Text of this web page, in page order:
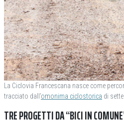
La Ciclovia Francescana nasce come
tracciato dall’omonima ciclostorica di
TRE PROGETTI DA “BICI IN